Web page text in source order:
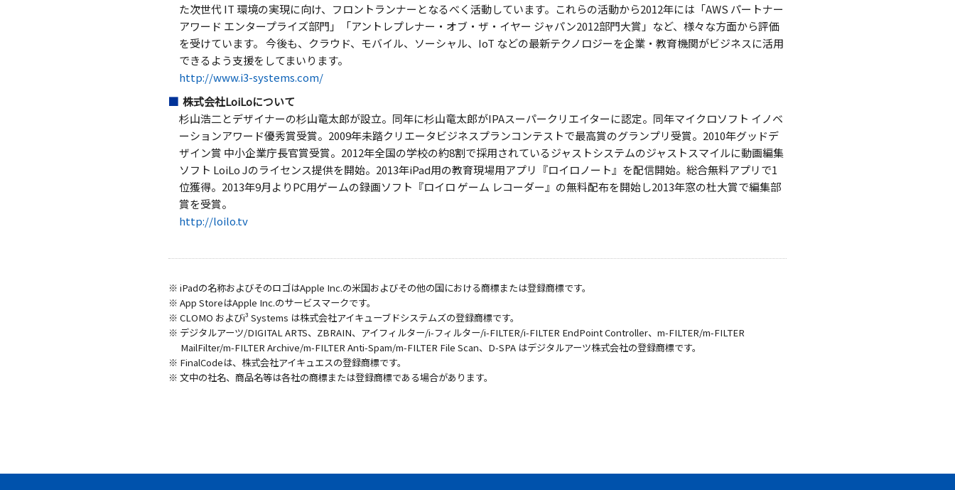
た次世代 IT 環境の実現に向け、フロントランナーとなるべく活動しています。これらの活動から2012年には「AWS パートナー
アワード エンタープライズ部門」「アントレプレナー・オブ・ザ・イヤー ジャパン2012部門大賞」など、様々な方面から評価
を受けています。 今後も、クラウド、モバイル、ソーシャル、IoT などの最新テクノロジーを企業・教育機関がビジネスに活用
できるよう支援をしてまいります。
http://www.i3-systems.com/
株式会社LoiLoについて
杉山浩二とデザイナーの杉山竜太郎が設立。同年に杉山竜太郎がIPAスーパークリエイターに認定。同年マイクロソフト イノベ
ーションアワード優秀賞受賞。2009年未踏クリエータビジネスプランコンテストで最高賞のグランプリ受賞。2010年グッドデ
ザイン賞 中小企業庁長官賞受賞。2012年全国の学校の約8割で採用されているジャストシステムのジャストスマイルに動画編集
ソフト LoiLo Jのライセンス提供を開始。2013年iPad用の教育現場用アプリ『ロイロノート』を配信開始。総合無料アプリで1
位獲得。2013年9月よりPC用ゲームの録画ソフト『ロイロ ゲーム レコーダー』の無料配布を開始し2013年窓の杜大賞で編集部
賞を受賞。
http://loilo.tv
※ iPadの名称およびそのロゴはApple Inc.の米国およびその他の国における商標または登録商標です。
※ App StoreはApple Inc.のサービスマークです。
※ CLOMO およびi³ Systems は株式会社アイキューブドシステムズの登録商標です。
※ デジタルアーツ/DIGITAL ARTS、ZBRAIN、アイフィルター/i-フィルター/i-FILTER/i-FILTER EndPoint Controller、m-FILTER/m-FILTER
MailFilter/m-FILTER Archive/m-FILTER Anti-Spam/m-FILTER File Scan、D-SPA はデジタルアーツ株式会社の登録商標です。
※ FinalCodeは、株式会社アイキュエスの登録商標です。
※ 文中の社名、商品名等は各社の商標または登録商標である場合があります。